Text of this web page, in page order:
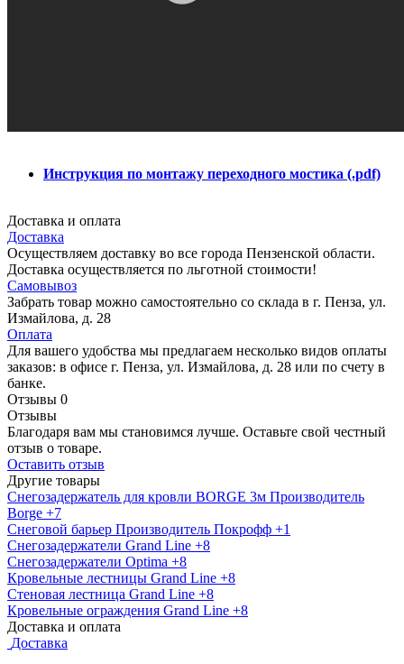
Инструкция по монтажу переходного мостика (.pdf)
Доставка и оплата
Доставка
Осуществляем доставку во все города Пензенской области.
Доставка осуществляется по льготной стоимости!
Самовывоз
Забрать товар можно самостоятельно со склада в г. Пенза, ул.
Измайлова, д. 28
Оплата
Для вашего удобства мы предлагаем несколько видов оплаты
заказов: в офисе г. Пенза, ул. Измайлова, д. 28 или по счету в
банке.
Отзывы 0
Отзывы
Благодаря вам мы становимся лучше. Оставьте свой честный
отзыв о товаре.
Оставить отзыв
Другие товары
Снегозадержатель для кровли BORGE 3м Производитель
Borge +7
Снеговой барьер Производитель Покрофф +1
Снегозадержатели Grand Line +8
Снегозадержатели Optima +8
Кровельные лестницы Grand Line +8
Стеновая лестница Grand Line +8
Кровельные ограждения Grand Line +8
Доставка и оплата
Доставка